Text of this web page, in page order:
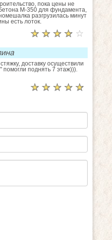
пока цены не
М-350 для фундамента,
разгрузилась минут
есть лоток.
☆ ☆ ☆ ☆ ☆
★ ★ ★ ★ ★
доставку осуществили
помогли поднять 7 этаж))).
☆ ☆ ☆ ☆ ☆
★ ★ ★ ★ ★